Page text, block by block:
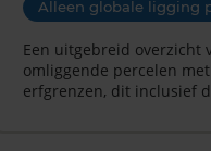
Alleen globale ligging
Een uitgebreid overzicht
omliggende percelen
erfgrenzen, dit inclusief